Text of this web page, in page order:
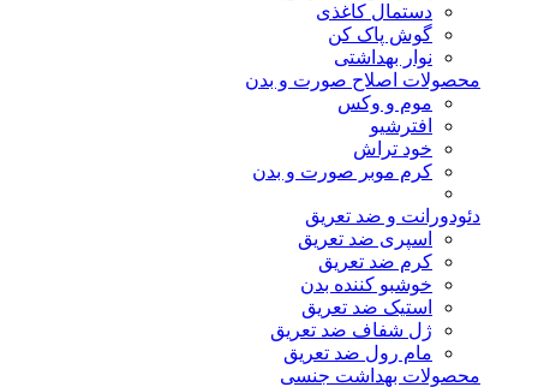
دستمال کاغذی
گوش پاک کن
نوار بهداشتی
محصولات اصلاح صورت و بدن
موم و وکس
افترشیو
خود تراش
کرم موبر صورت و بدن
دئودورانت و ضد تعریق
اسپری ضد تعریق
کرم ضد تعریق
خوشبو کننده بدن
استیک ضد تعریق
ژل شفاف ضد تعریق
مام رول ضد تعریق
محصولات بهداشت جنسی